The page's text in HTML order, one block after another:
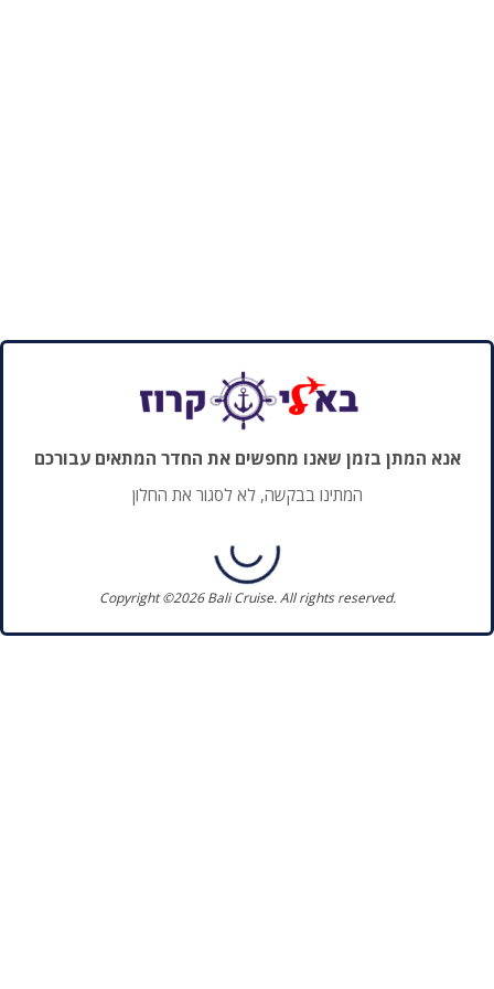
אנא המתן בזמן שאנו מחפשים את החדר המתאים עבורכם
המתינו בבקשה, לא לסגור את החלון
Copyright ©2026 Bali Cruise. All rights reserved.